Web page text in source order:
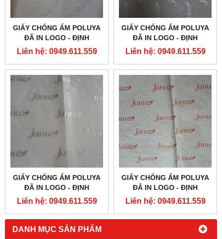
DANH MỤC SẢN PHẨM
GIẤY CHỐNG ẨM POLUYA
ĐÃ IN LOGO - ĐỊNH
LƯỢNG 16G
Liên hệ: 0949.611.559
GIẤY CHỐNG ẨM POLUYA
ĐÃ IN LOGO - ĐỊNH
LƯỢNG 16G
Liên hệ: 0949.611.559
GIẤY CHỐNG ẨM POLUYA
ĐÃ IN LOGO - ĐỊNH
LƯỢNG 16G
Liên hệ: 0949.611.559
GIẤY CHỐNG ẨM POLUYA
ĐÃ IN LOGO - ĐỊNH
LƯỢNG 16G
Liên hệ: 0949.611.559